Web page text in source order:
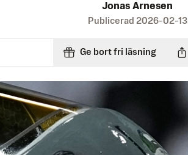
Jonas Arnesen
Publicerad 2026-02-13
Ge bort fri läsning